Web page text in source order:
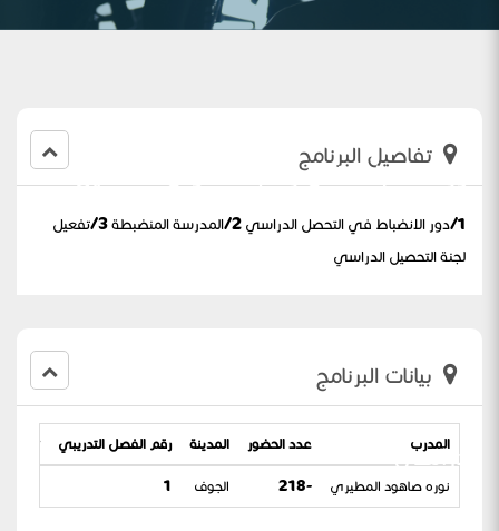
دور الانضباط في رفع مستوى التحصيل
الدراسي
تفاصيل البرنامج
1/دور الانضباط في التحصل الدراسي 2/المدرسة المنضبطة 3/تفعيل
لجنة التحصيل الدراسي
بيانات البرنامج
المدرب عدد الحضور المدينة رقم الفصل التدريبي
نوره صاهود المطيري -218 الجوف 1